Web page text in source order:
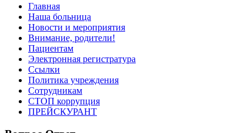
Главная
Наша больница
Новости и мероприятия
Внимание, родители!
Пациентам
Электронная регистратура
Ссылки
Политика учреждения
Сотрудникам
СТОП коррупция
ПРЕЙСКУРАНТ